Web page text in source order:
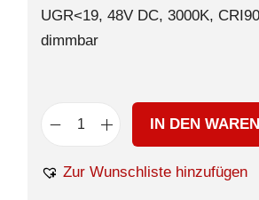
UGR<19, 48V DC, 3000K,
dimmbar
IN DEN
Zur Wunschliste hinzufügen